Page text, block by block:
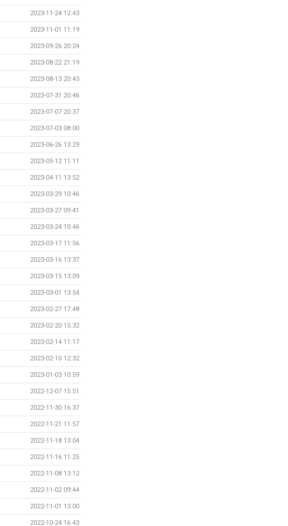
2023-11-24 12:43
2023-11-01 11:19
2023-09-26 20:24
2023-08-22 21:19
2023-08-13 20:43
2023-07-31 20:46
2023-07-07 20:37
2023-07-03 08:00
2023-06-26 13:29
2023-05-12 11:11
2023-04-11 13:52
2023-03-29 10:46
2023-03-27 09:41
2023-03-24 10:46
2023-03-17 11:56
2023-03-16 13:37
2023-03-15 13:09
2023-03-01 13:54
2023-02-27 17:48
2023-02-20 15:32
2023-02-14 11:17
2023-02-10 12:32
2023-01-03 10:59
2022-12-07 15:51
2022-11-30 16:37
2022-11-21 11:57
2022-11-18 13:04
2022-11-16 11:25
2022-11-08 13:12
2022-11-02 09:44
2022-11-01 13:00
2022-10-24 16:43